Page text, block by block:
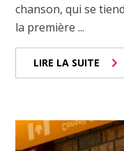
chanson, qui se
la première ...
LIRE LA SUITE